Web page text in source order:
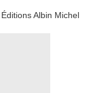
Éditions Albin Michel